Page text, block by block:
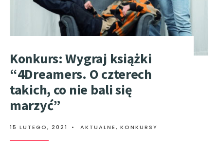
Konkurs: Wygraj książki
“4Dreamers. O czterech
takich, co nie bali się
marzyć”
15 LUTEGO, 2021 • AKTUALNE, KONKURSY